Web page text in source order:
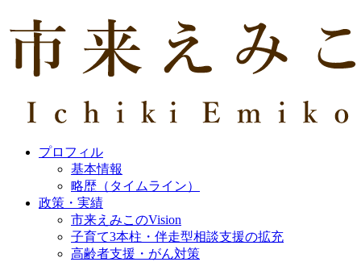
プロフィル
基本情報
略歴（タイムライン）
政策・実績
市来えみこのVision
子育て3本柱・伴走型相談支援の拡充
高齢者支援・がん対策